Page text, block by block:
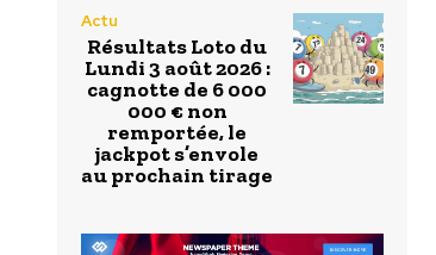
Actu
Résultats Loto du
Lundi 3 août 2026 :
cagnotte de 6 000
000 € non
remportée, le
jackpot s’envole
au prochain tirage